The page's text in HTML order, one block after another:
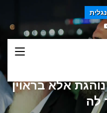
אלא בראוין
לה